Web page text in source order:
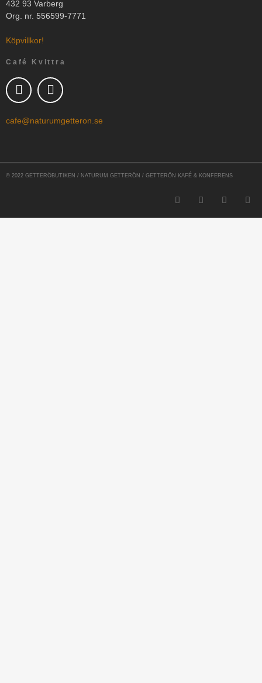
432 93 Varberg
Org. nr. 556599-7771
Köpvillkor!
Café Kvittra
cafe@naturumgetteron.se
© 2022 GETTERÖBUTIKEN / NATURUM GETTERÖN / GETTERÖN KAFÉ & KONFERENS